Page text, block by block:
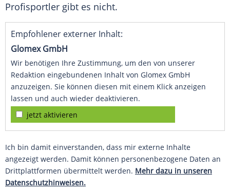
Profisportler gibt es nicht.
Empfohlener externer Inhalt:
Glomex GmbH
Wir benötigen Ihre Zustimmung, um den von unserer
Redaktion eingebundenen Inhalt von Glomex GmbH
anzuzeigen. Sie können diesen mit einem Klick anzeigen
lassen und auch wieder deaktivieren.
jetzt aktivieren
Ich bin damit einverstanden, dass mir externe Inhalte
angezeigt werden. Damit können personenbezogene Daten an
Drittplattformen übermittelt werden. Mehr dazu in unseren
Datenschutzhinweisen.